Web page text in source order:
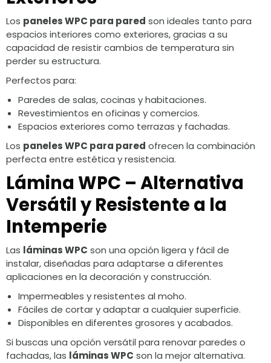
Los paneles WPC para pared son ideales tanto para
espacios interiores como exteriores, gracias a su
capacidad de resistir cambios de temperatura sin
perder su estructura.
Perfectos para:
Paredes de salas, cocinas y habitaciones.
Revestimientos en oficinas y comercios.
Espacios exteriores como terrazas y fachadas.
Los paneles WPC para pared ofrecen la combinación
perfecta entre estética y resistencia.
Lámina WPC – Alternativa
Versátil y Resistente a la
Intemperie
Las láminas WPC son una opción ligera y fácil de
instalar, diseñadas para adaptarse a diferentes
aplicaciones en la decoración y construcción.
Impermeables y resistentes al moho.
Fáciles de cortar y adaptar a cualquier superficie.
Disponibles en diferentes grosores y acabados.
Si buscas una opción versátil para renovar paredes o
fachadas, las láminas WPC son la mejor alternativa.